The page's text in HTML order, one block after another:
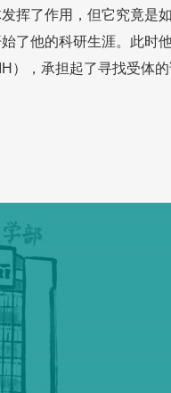
挥了作用，但它究竟是
了他的科研生涯。此时
），承担起了寻找受体的